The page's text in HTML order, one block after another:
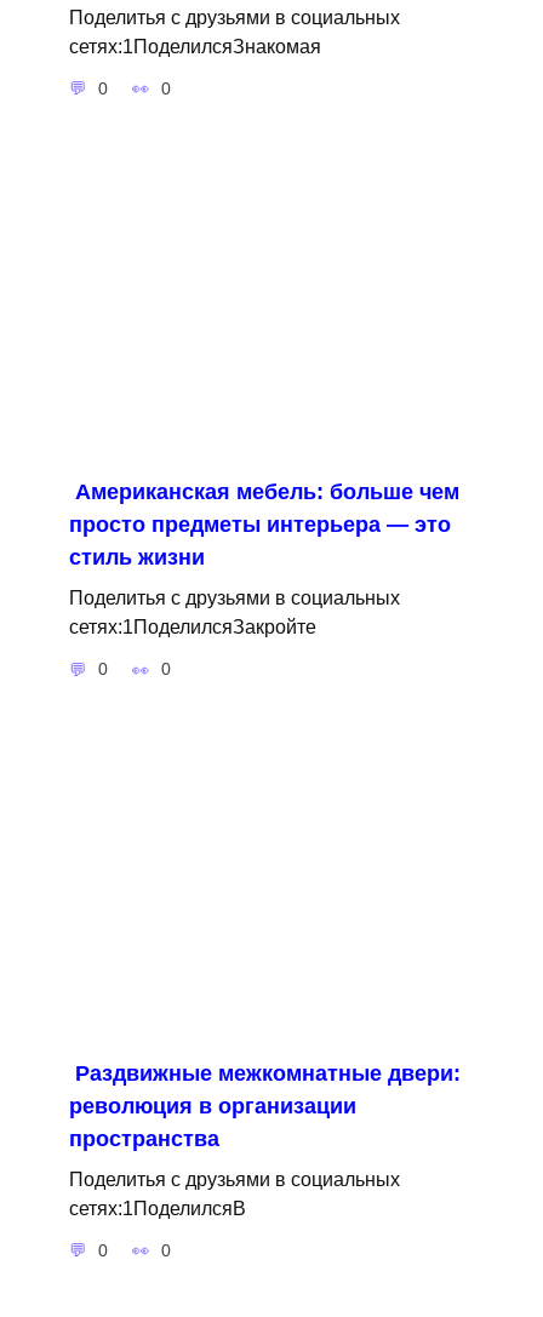
Поделитья с друзьями в социальных
сетях:1ПоделилсяЗнакомая
0 0
Американская мебель: больше чем
просто предметы интерьера — это
стиль жизни
Поделитья с друзьями в социальных
сетях:1ПоделилсяЗакройте
0 0
Раздвижные межкомнатные двери:
революция в организации
пространства
Поделитья с друзьями в социальных
сетях:1ПоделилсяВ
0 0